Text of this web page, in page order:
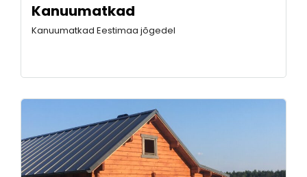
Kanuumatkad
Kanuumatkad Eestimaa jõgedel